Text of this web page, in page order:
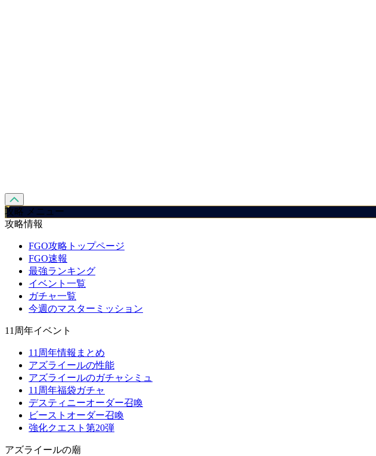
攻略 メニュー
攻略情報
FGO攻略トップページ
FGO速報
最強ランキング
イベント一覧
ガチャ一覧
今週のマスターミッション
11周年イベント
11周年情報まとめ
アズライールの性能
アズライールのガチャシミュ
11周年福袋ガチャ
デスティニーオーダー召喚
ビーストオーダー召喚
強化クエスト第20弾
アズライールの廟